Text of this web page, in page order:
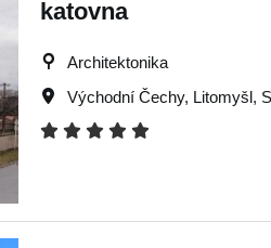
katovna
Architektonika
Východní Čechy, Litomyšl,